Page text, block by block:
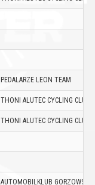
PEDALARZE LEON TEAM
THONI ALUTEC CYCLING CLUB
THONI ALUTEC CYCLING CLUB
AUTOMOBILKLUB GORZOWSKI